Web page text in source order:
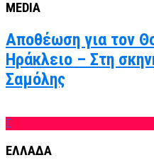
MEDIA
Αποθέωση για τον
Ηράκλειο – Στη
Σαμόλης
ΕΛΛΑΔΑ